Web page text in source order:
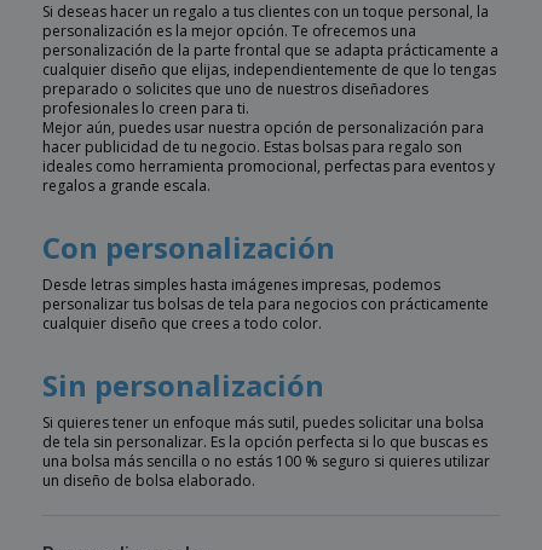
Si deseas hacer un regalo a tus clientes con un toque personal, la
personalización es la mejor opción. Te ofrecemos una
personalización de la parte frontal que se adapta prácticamente a
cualquier diseño que elijas, independientemente de que lo tengas
preparado o solicites que uno de nuestros diseñadores
profesionales lo creen para ti.
Mejor aún, puedes usar nuestra opción de personalización para
hacer publicidad de tu negocio. Estas bolsas para regalo son
ideales como herramienta promocional, perfectas para eventos y
regalos a grande escala.
Con personalización
Desde letras simples hasta imágenes impresas, podemos
personalizar tus bolsas de tela para negocios con prácticamente
cualquier diseño que crees a todo color.
Sin personalización
Si quieres tener un enfoque más sutil, puedes solicitar una bolsa
de tela sin personalizar. Es la opción perfecta si lo que buscas es
una bolsa más sencilla o no estás 100 % seguro si quieres utilizar
un diseño de bolsa elaborado.